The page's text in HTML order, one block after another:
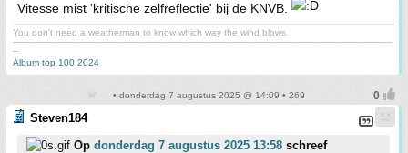
Vitesse mist 'kritische zelfreflectie' bij de KNVB.
You don't need a weatherman to know which way the wind blows.
-------------------------------------------------------------------------------------------------------------------------------------------
--
Album top 100 2024
• donderdag 7 augustus 2025 @ 14:09 • 269
Steven184
Op donderdag 7 augustus 2025 13:58 schreef